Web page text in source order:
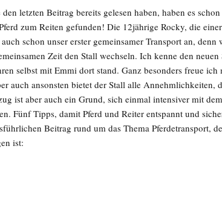
letzten Beitrag bereits gelesen haben, haben es schon
zum Reiten gefunden! Die 12jährige Rocky, die
schon unser erster gemeinsamer Transport an, denn
Zeit den Stall wechseln. Ich kenne den neuen
selbst mit Emmi dort stand. Ganz besonders freue ich
auch ansonsten bietet der Stall alle Annehmlichkeiten,
ist aber auch ein Grund, sich einmal intensiver mit
Fünf Tipps, damit Pferd und Reiter entspannt und
Beitrag rund um das Thema Pferdetransport,
ist: